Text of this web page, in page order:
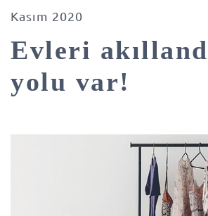
Kasım 2020
Evleri
yolu var!